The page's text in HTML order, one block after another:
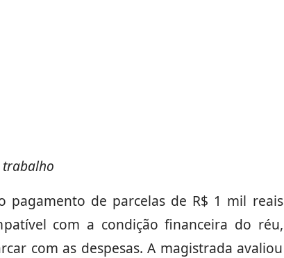
trabalho
de parcelas de R$ 1 mil reais
com a condição financeira do réu,
com as despesas. A magistrada avaliou